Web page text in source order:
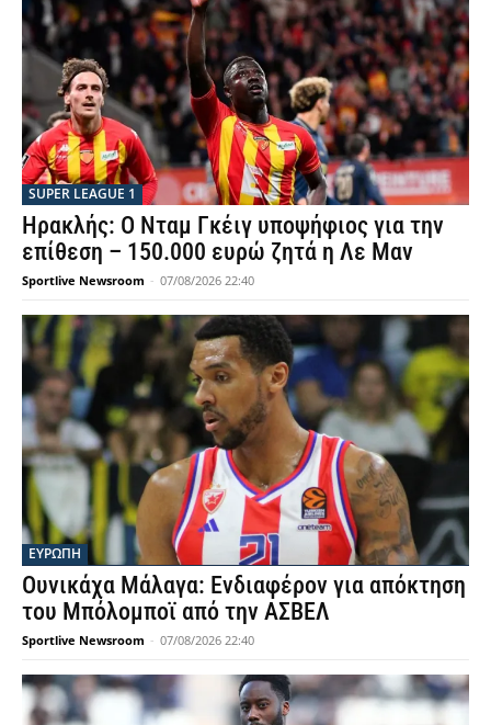
SUPER LEAGUE 1
Ηρακλής: Ο Νταμ Γκέιγ υποψήφιος για την
επίθεση – 150.000 ευρώ ζητά η Λε Μαν
Sportlive Newsroom - 07/08/2026 22:40
ΕΥΡΩΠΗ
Ουνικάχα Μάλαγα: Ενδιαφέρον για απόκτηση
του Μπόλομποϊ από την ΑΣΒΕΛ
Sportlive Newsroom - 07/08/2026 22:40